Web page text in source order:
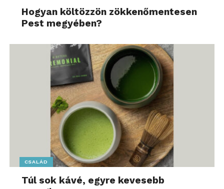
Hogyan költözzön zökkenőmentesen
Pest megyében?
CSALÁD
Túl sok kávé, egyre kevesebb